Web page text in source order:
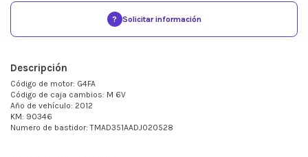
? Solicitar información
Descripción
Código de motor: G4FA
Código de caja cambios: M 6V
Año de vehículo: 2012
KM: 90346
Numero de bastidor: TMAD351AADJ020528